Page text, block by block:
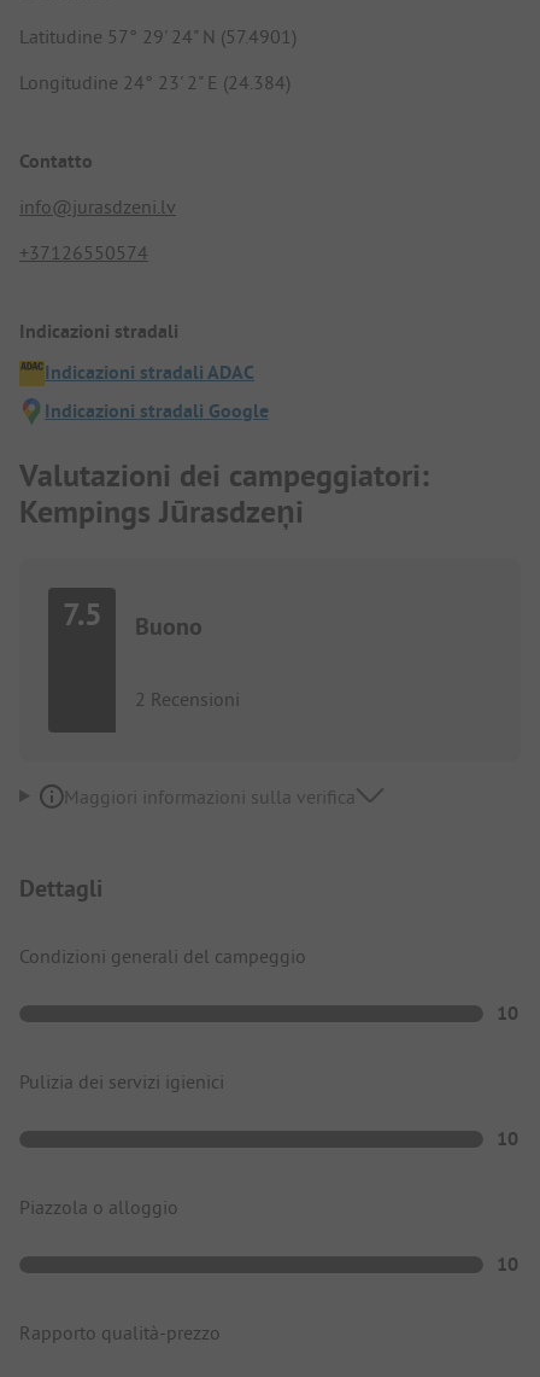
Latitudine 57° 29' 24" N (57.4901)
Longitudine 24° 23' 2" E (24.384)
Contatto
info@jurasdzeni.lv
+37126550574
Indicazioni stradali
Indicazioni stradali ADAC
Indicazioni stradali Google
Valutazioni dei campeggiatori:
Kempings Jūrasdzeņi
7.5 Buono
2 Recensioni
Maggiori informazioni sulla verifica
Dettagli
Condizioni generali del campeggio
10
Pulizia dei servizi igienici
10
Piazzola o alloggio
10
Rapporto qualità-prezzo